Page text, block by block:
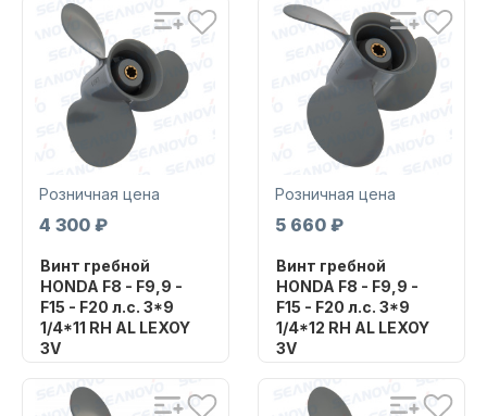
Стать дилером
Контакты
8 (383) 349-38-01
8 (800) 350-90-98
Электромоторы CONDOR
Насосы
Розничная цена
4 300 ₽
Винт гребной
HONDA F8 - F9,9 -
F15 - F20 л.с. 3*9
1/4*11 RH AL LEXOY
3V
SHARK MARINE
Розничная цена
5 660 ₽
Винт гребной
HONDA F8 - F9,9 -
F15 - F20 л.с. 3*9
1/4*12 RH AL LEXOY
3V
SHARK MARINE